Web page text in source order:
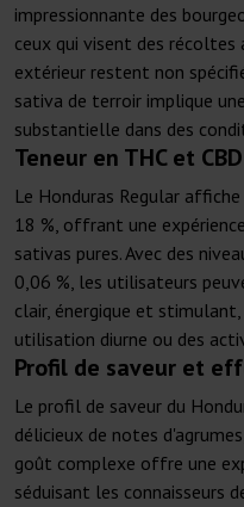
impressionnante des
ceux qui visent des récoltes
extérieur restent non
sativa de terroir implique
substantielle dans des
Teneur en THC et CBD
Le Honduras Regular
18 %, offrant une
sativas pures. Avec des
0,06 %, les utilisateurs
clair, énergique et
utilisation diurne ou des
Profil de saveur et
Le profil de saveur du
délicieux de notes
goût complexe offre une
séduisant les connaisseurs